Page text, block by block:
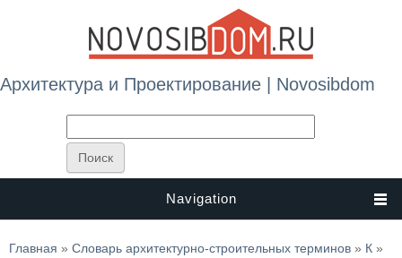
Архитектура и Проектирование | Novosibdom
Navigation
Вы здесь
Главная » Словарь архитектурно-строительных терминов » К »